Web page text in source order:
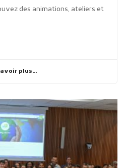
des animations, ateliers et
plus...